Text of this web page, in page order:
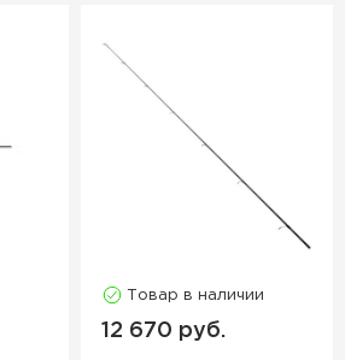
Товар в наличии
12 670 руб.